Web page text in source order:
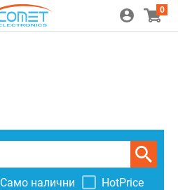
0
Само налични HotPrice